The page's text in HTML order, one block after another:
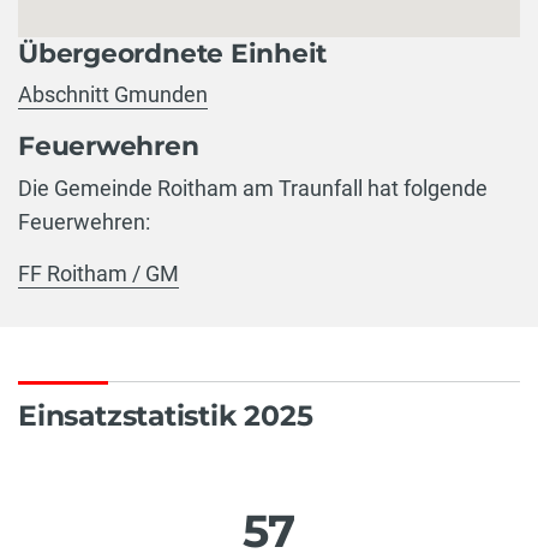
Übergeordnete Einheit
Abschnitt Gmunden
Feuerwehren
Die Gemeinde Roitham am Traunfall hat folgende
Feuerwehren:
FF Roitham / GM
Einsatzstatistik 2025
57